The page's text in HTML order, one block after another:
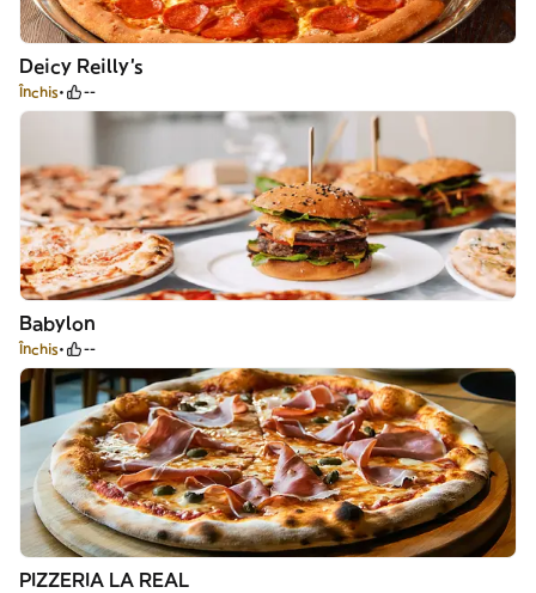
Deicy Reilly's
Închis --
Babylon
Închis --
PIZZERIA LA REAL